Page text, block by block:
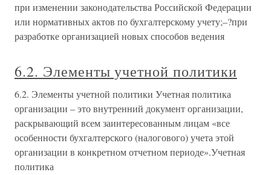
при изменении законодательства Российской Федерации
или нормативных актов по бухгалтерскому учету;–?при
разработке организацией новых способов ведения
6.2. Элементы учетной политики
6.2. Элементы учетной политики Учетная политика
организации – это внутренний документ организации,
раскрывающий всем заинтересованным лицам «все
особенности бухгалтерского (налогового) учета этой
организации в конкретном отчетном периоде».Учетная
политика